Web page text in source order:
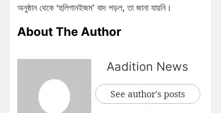
অনুষ্ঠান থেকে ‘হুলিগানইজম’ বাদ পড়ল, তা জানা যায়নি।
About The Author
Aadition News
See author's posts